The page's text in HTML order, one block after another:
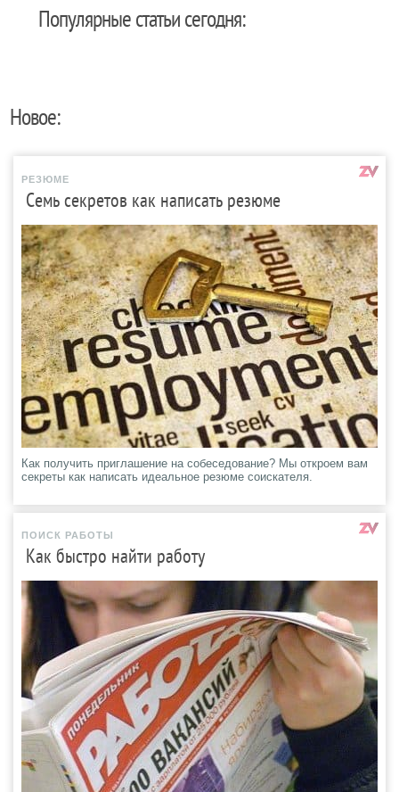
Популярные статьи сегодня:
Новое:
РЕЗЮМЕ
Семь секретов как написать резюме
Как получить приглашение на собеседование? Мы откроем вам
секреты как написать идеальное резюме соискателя.
ПОИСК РАБОТЫ
Как быстро найти работу